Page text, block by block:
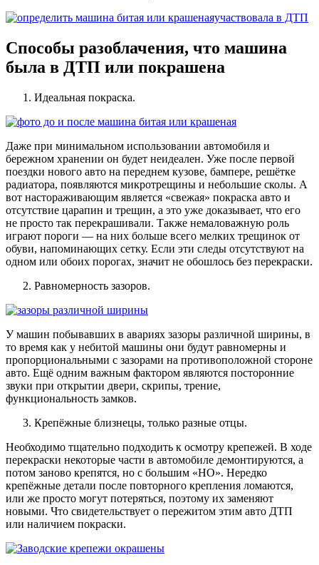
Способы разоблачения, что машина
была в ДТП или покрашена
Идеальная покраска.
Даже при минимальном использовании автомобиля и
бережном хранении он будет неидеален. Уже после первой
поездки нового авто на переднем кузове, бампере, решётке
радиатора, появляются микротрещины и небольшие сколы. А
вот настораживающим является «свежая» покраска авто и
отсутствие царапин и трещин, а это уже доказывает, что его
не просто так перекрашивали. Также немаловажную роль
играют пороги — на них больше всего мелких трещинок от
обуви, напоминающих сетку. Если эти следы отсутствуют на
одном или обоих порогах, значит не обошлось без перекраски.
Равномерность зазоров.
У машин побывавших в авариях зазоры различной ширины, в
то время как у небитой машины они будут равномерны и
пропорциональными с зазорами на противоположной стороне
авто. Ещё одним важным фактором являются посторонние
звуки при открытии двери, скрипы, трение,
функциональность замков.
Крепёжные близнецы, только разные отцы.
Необходимо тщательно подходить к осмотру крепежей. В ходе
перекраски некоторые части в автомобиле демонтируются, а
потом заново крепятся, но с большим «НО». Нередко
крепёжные детали после повторного крепления ломаются,
или же просто могут потеряться, поэтому их заменяют
новыми. Что свидетельствует о пережитом этим авто ДТП
или наличием покраски.